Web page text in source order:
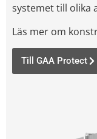
systemet till olika
Läs mer om
Till GAA Protect